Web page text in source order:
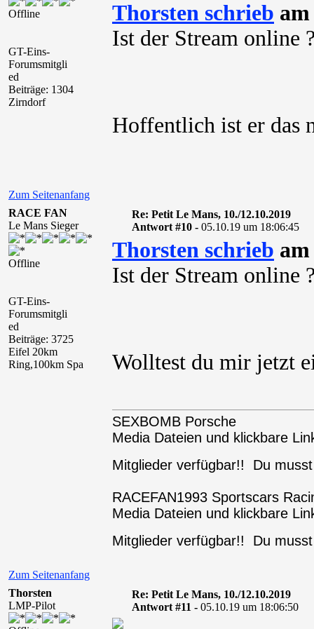
Offline
GT-Eins-
Forumsmitgli
ed
Beiträge: 1304
Zirndorf
Thorsten schrieb
Ist der Stream online
Hoffentlich ist er das
Zum Seitenanfang
RACE FAN
Le Mans Sieger
Offline
GT-Eins-
Forumsmitgli
ed
Beiträge: 3725
Eifel 20km
Ring,100km Spa
Re: Petit Le Mans, 10./12.10.2019
Antwort #10 - 05.10.19 um 18:06:45
Thorsten schrieb
Ist der Stream online
Wolltest du mir jetzt
Zum Seitenanfang
SEXBOMB Porsche
Media Dateien und klickbare
Mitglieder verfügbar!! Du
RACEFAN1993 Sportscars
Media Dateien und klickbare
Mitglieder verfügbar!! Du
Thorsten
LMP-Pilot
Re: Petit Le Mans, 10./12.10.2019
Antwort #11 - 05.10.19 um 18:06:50